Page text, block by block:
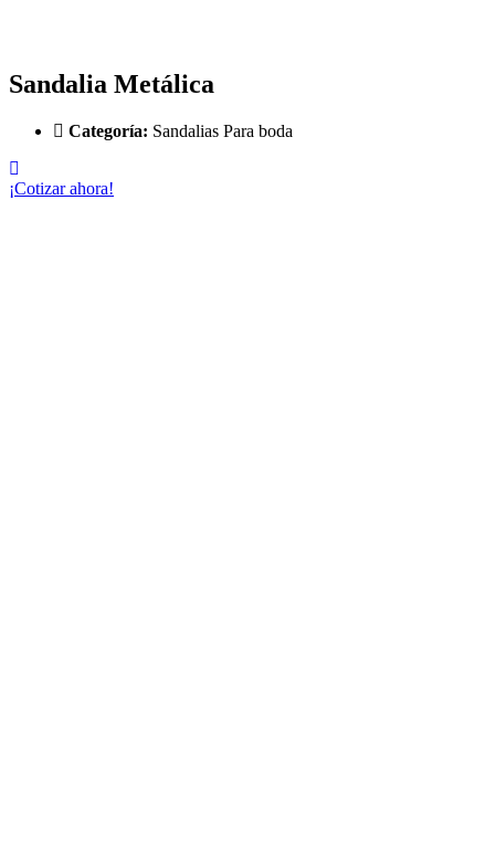
Sandalia Metálica
Categoría: Sandalias Para boda
¡Cotizar ahora!